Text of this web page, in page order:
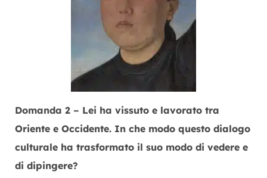
Domanda 2 – Lei ha vissuto e lavorato tra
Oriente e Occidente. In che modo questo dialogo
culturale ha trasformato il suo modo di vedere e
di dipingere?